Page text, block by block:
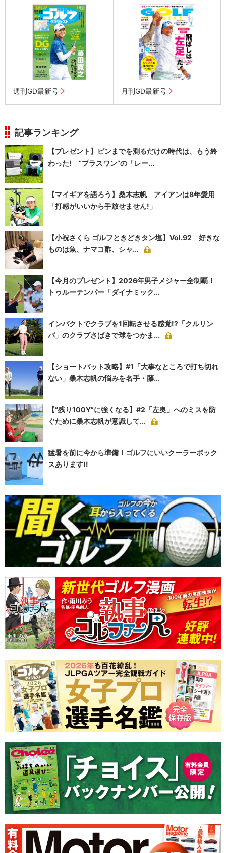
週刊GD最新号 月刊GD最新号
記事ランキング
【プレゼント】ピンまでを測るだけの時代は、もう終
わった! “プラスワン”の「レー...
【マイギアを語ろう】桑木志帆 アイアンは8年愛用
「打感がいいから手放せません!」
【小祝さくら ゴルフときどきタン塩】Vol.92 好きな
ものは魚、ナマコ酢、シャ...
【今月のプレゼント】2026年男子メジャー全制覇！
トゥルーテンパー「ダイナミック...
インパクトでクラブを1回転させる感覚!?「クルリン
パ」のクラブさばきで球をつかま...
【ショートパット攻略】#1「大事なところで打ち切れ
ない」桑木志帆の悩みを名手・藤...
【“残り100Y”に強くなる】#2「左奥」へのミスを防
ぐために桑木志帆が意識して...
猛暑を前に今から準備！ゴルフにいいクーラーボック
スあります!!